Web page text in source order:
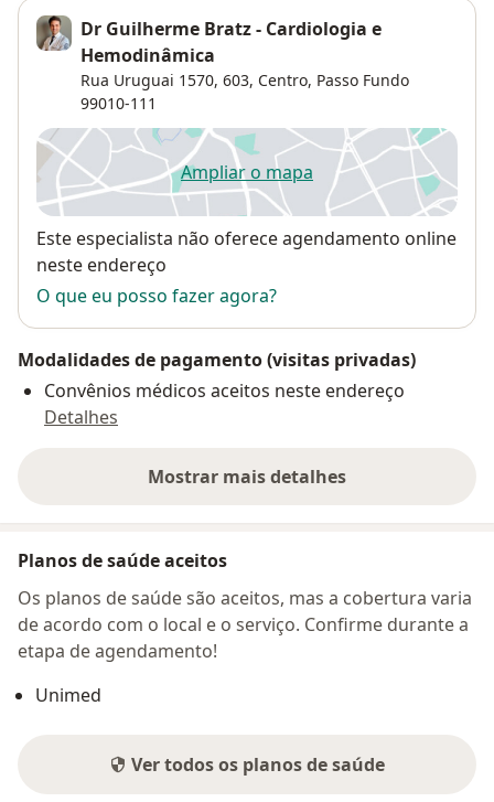
Dr Guilherme Bratz - Cardiologia e
Hemodinâmica
Rua Uruguai 1570, 603, Centro, Passo Fundo
99010-111
Ampliar o mapaabre num novo separador
Disponibilidade
Este especialista não oferece agendamento online
neste endereço
O que eu posso fazer agora?
Modalidades de pagamento (visitas privadas)
Convênios médicos aceitos neste endereço
Detalhes
Mostrar mais detalhes
sobre o endereço
Planos de saúde aceitos
Os planos de saúde são aceitos, mas a cobertura varia
de acordo com o local e o serviço. Confirme durante a
etapa de agendamento!
Unimed
Ver todos os planos de saúde